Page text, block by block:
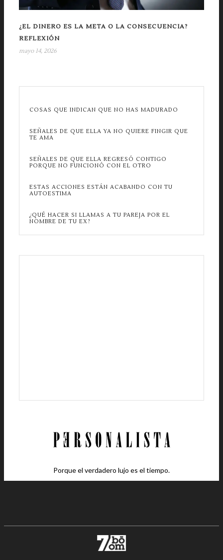
¿EL DINERO ES LA META O LA CONSECUENCIA?
REFLEXIÓN
mayo 14, 2026
COSAS QUE INDICAN QUE NO HAS MADURADO
SEÑALES DE QUE ELLA YA NO QUIERE FINGIR QUE
TE AMA
SEÑALES DE QUE ELLA REGRESÓ CONTIGO
PORQUE NO FUNCIONÓ CON EL OTRO
ESTAS ACCIONES ESTÁN ACABANDO CON TU
AUTOESTIMA
¿QUÉ HACER SI LLAMAS A TU PAREJA POR EL
NOMBRE DE TU EX?
Porque el verdadero lujo es el tiempo.